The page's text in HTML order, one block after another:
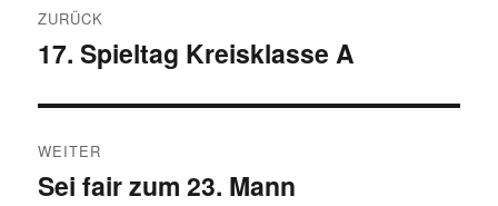
ZURÜCK
Vorheriger
17. Spieltag Kreisklasse A
WEITER
Nächster
Sei fair zum 23. Mann